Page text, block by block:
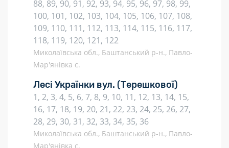
88, 89, 90, 91, 92, 93, 94, 95, 96, 97, 98, 99,
100, 101, 102, 103, 104, 105, 106, 107, 108,
109, 110, 111, 112, 113, 114, 115, 116, 117,
118, 119, 120, 121, 122
Миколаївська обл., Баштанський р-н., Павло-
Мар'янівка с.
Лесі Українки вул. (Терешкової)
1, 2, 3, 4, 5, 6, 7, 8, 9, 10, 11, 12, 13, 14, 15,
16, 17, 18, 19, 20, 21, 22, 23, 24, 25, 26, 27,
28, 29, 30, 31, 32, 33, 34, 35, 36
Миколаївська обл., Баштанський р-н., Павло-
Мар'янівка с.